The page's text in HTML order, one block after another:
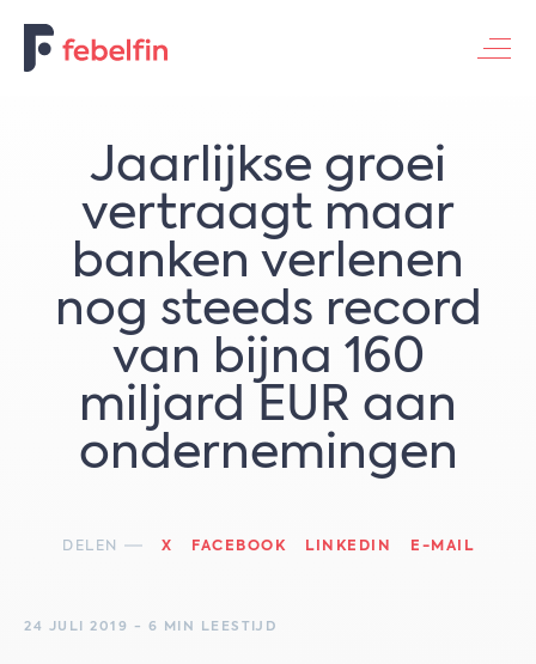
Jaarlijkse groei
vertraagt maar
banken verlenen
nog steeds record
van bijna 160
miljard EUR aan
ondernemingen
DELEN X FACEBOOK LINKEDIN E-MAIL
24 JULI 2019 - 6 MIN LEESTIJD